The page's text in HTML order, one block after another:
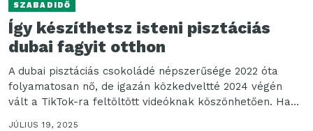
SZABADIDŐ
Így készíthetsz isteni pisztáciás
dubai fagyit otthon
A dubai pisztáciás csokoládé népszerűsége 2022 óta
folyamatosan nő, de igazán közkedveltté 2024 végén
vált a TikTok-ra feltöltött videóknak köszönhetően. Ha
valaki szeretné,...
JÚLIUS 19, 2025